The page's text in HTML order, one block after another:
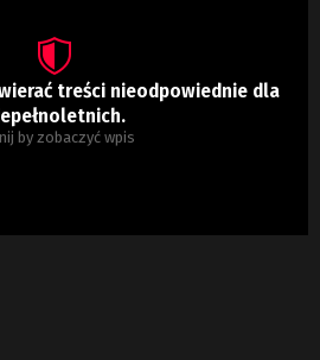
treści nieodpowiednie dla
by zobaczyć wpis